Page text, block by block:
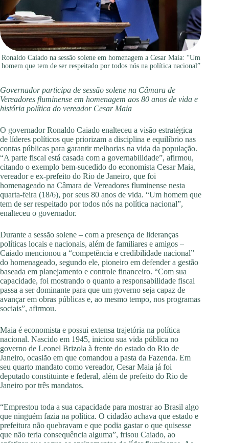
Ronaldo Caiado na sessão solene em homenagem a Cesar Maia: “Um
homem que tem de ser respeitado por todos nós na política nacional”
Governador participa de sessão solene na Câmara de
Vereadores fluminense em homenagem aos 80 anos de vida e
história política do vereador Cesar Maia
O governador Ronaldo Caiado enalteceu a visão estratégica
de líderes políticos que priorizam a disciplina e equilíbrio nas
contas públicas para garantir melhorias na vida da população.
“A parte fiscal está casada com a governabilidade”, afirmou,
citando o exemplo bem-sucedido do economista Cesar Maia,
vereador e ex-prefeito do Rio de Janeiro, que foi
homenageado na Câmara de Vereadores fluminense nesta
quarta-feira (18/6), por seus 80 anos de vida. “Um homem que
tem de ser respeitado por todos nós na política nacional”,
enalteceu o governador.
Durante a sessão solene – com a presença de lideranças
políticas locais e nacionais, além de familiares e amigos –
Caiado mencionou a “competência e credibilidade nacional”
do homenageado, segundo ele, pioneiro em defender a gestão
baseada em planejamento e controle financeiro. “Com sua
capacidade, foi mostrando o quanto a responsabilidade fiscal
passa a ser dominante para que um governo seja capaz de
avançar em obras públicas e, ao mesmo tempo, nos programas
sociais”, afirmou.
Maia é economista e possui extensa trajetória na política
nacional. Nascido em 1945, iniciou sua vida pública no
governo de Leonel Brizola à frente do estado do Rio de
Janeiro, ocasião em que comandou a pasta da Fazenda. Em
seu quarto mandato como vereador, Cesar Maia já foi
deputado constituinte e federal, além de prefeito do Rio de
Janeiro por três mandatos.
“Emprestou toda a sua capacidade para mostrar ao Brasil algo
que ninguém fazia na política. O cidadão achava que estado e
prefeitura não quebravam e que podia gastar o que quisesse
que não teria consequência alguma”, frisou Caiado, ao